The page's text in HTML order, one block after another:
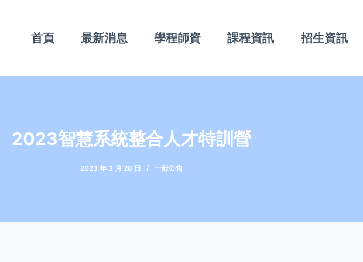
首頁 最新消息 學程師資 課程資訊 招生資訊
2023智慧系統整合人才特訓營
2023 年 3 月 28 日 一般公告